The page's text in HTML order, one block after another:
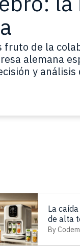
fruto de la
alemana
y análisis
demasiado,
en la…
La
de alta
By